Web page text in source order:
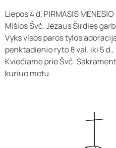
Liepos 4 d. PIRMASIS
Mišios Švč. Jėzaus Širdies
Vyks visos paros tylos
penktadienio ryto 8 val. iki 5
Kviečiame prie Švč.
kuriuo metu.